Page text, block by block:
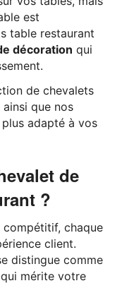
est
table restaurant
décoration qui
de chevalets
que nos
adapté à vos
de
?
compétitif, chaque
client.
distingue comme
mérite votre